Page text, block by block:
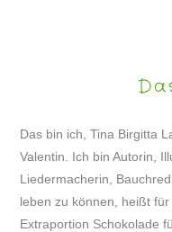
Das bin ich, Tina Birgitta
Valentin. Ich bin Autorin,
Liedermacherin,
leben zu können, heißt
Extraportion Schokolade